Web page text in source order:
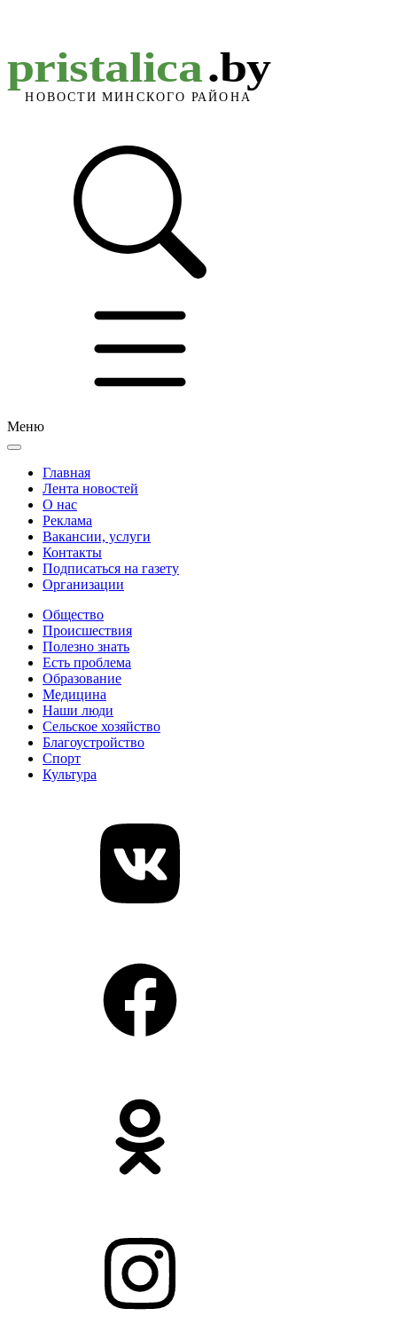
Меню
Главная
Лента новостей
О нас
Реклама
Вакансии, услуги
Контакты
Подписаться на газету
Организации
Общество
Происшествия
Полезно знать
Есть проблема
Образование
Медицина
Наши люди
Сельское хозяйство
Благоустройство
Спорт
Культура